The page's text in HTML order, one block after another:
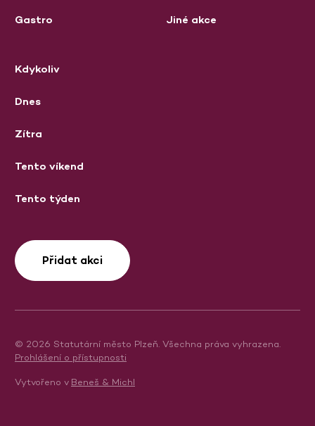
Gastro Jiné akce
Kdykoliv
Dnes
Zítra
Tento víkend
Tento týden
Přidat akci
© 2026 Statutární město Plzeň. Všechna práva vyhrazena.
Prohlášení o přístupnosti
Vytvořeno v Beneš & Michl